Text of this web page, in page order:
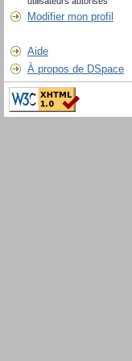
Modifier mon profil
Aide
À propos de DSpace